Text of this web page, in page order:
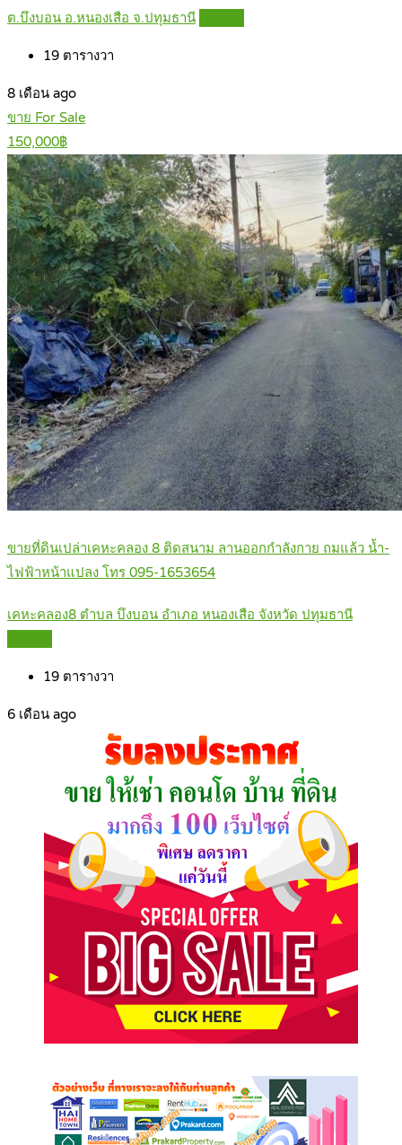
ต.บึงบอน อ.หนองเสือ จ.ปทุมธานี
19 ตารางวา
8 เดือน ago
ขาย For Sale
150,000฿
ขายที่ดินเปล่าเคหะคลอง 8 ติดสนาม ลานออกกำลังกาย ถมแล้ว น้ำ-
ไฟฟ้าหน้าแปลง โทร 095-1653654
เคหะคลอง8 ตำบล บึงบอน อำเภอ หนองเสือ จังหวัด ปทุมธานี
19 ตารางวา
6 เดือน ago